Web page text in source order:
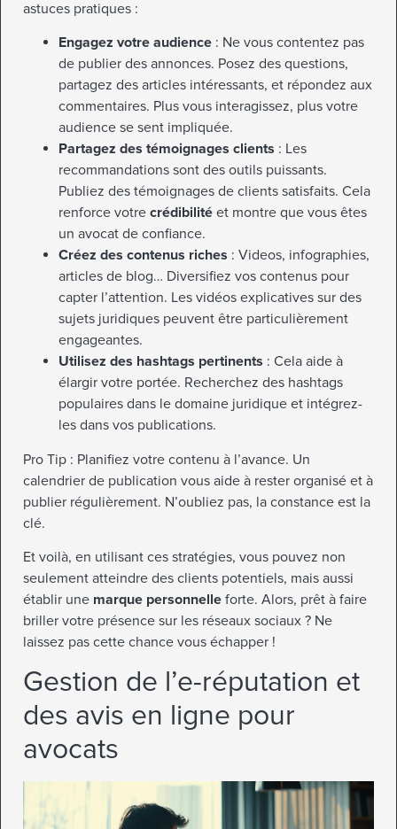
astuces pratiques :
Engagez votre audience : Ne vous contentez pas
de publier des annonces. Posez des questions,
partagez des articles intéressants, et répondez aux
commentaires. Plus vous interagissez, plus votre
audience se sent impliquée.
Partagez des témoignages clients : Les
recommandations sont des outils puissants.
Publiez des témoignages de clients satisfaits. Cela
renforce votre crédibilité et montre que vous êtes
un avocat de confiance.
Créez des contenus riches : Videos, infographies,
articles de blog… Diversifiez vos contenus pour
capter l’attention. Les vidéos explicatives sur des
sujets juridiques peuvent être particulièrement
engageantes.
Utilisez des hashtags pertinents : Cela aide à
élargir votre portée. Recherchez des hashtags
populaires dans le domaine juridique et intégrez-
les dans vos publications.
Pro Tip : Planifiez votre contenu à l’avance. Un
calendrier de publication vous aide à rester organisé et à
publier régulièrement. N’oubliez pas, la constance est la
clé.
Et voilà, en utilisant ces stratégies, vous pouvez non
seulement atteindre des clients potentiels, mais aussi
établir une marque personnelle forte. Alors, prêt à faire
briller votre présence sur les réseaux sociaux ? Ne
laissez pas cette chance vous échapper !
Gestion de l’e-réputation et
des avis en ligne pour
avocats